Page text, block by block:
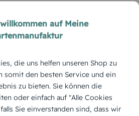
können Sie Ihre
selbst gestalten. Unser
Vorkennnisse zu bedienen
Karte direkt online erstellen,
Ihre Fotos hochladen
Text eingeben. Probieren
auf Meine
die uns helfen unseren Shop zu
somit den besten Service und ein
zu bieten. Sie können die
oder einfach auf "Alle Cookies
Sie einverstanden sind, dass wir